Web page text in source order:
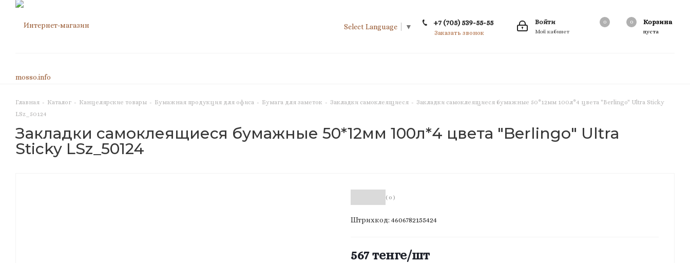
0 Корзина
0
пуста
0
Войти
Мой кабинет
Select Language ▼
+7 (705) 539-55-55
Заказать звонок
Главная - Каталог - Канцелярские товары - Бумажная продукция для офиса - Бумага для заметок - Закладки самоклеящиеся - Закладки самоклеящиеся бумажные 50*12мм 100л*4 цвета "Berlingo" Ultra Sticky
LSz_50124
Закладки самоклеящиеся бумажные 50*12мм 100л*4 цвета "Berlingo" Ultra
Sticky LSz_50124
( 0 )
Штрихкод: 4606782155424
567тенге/шт